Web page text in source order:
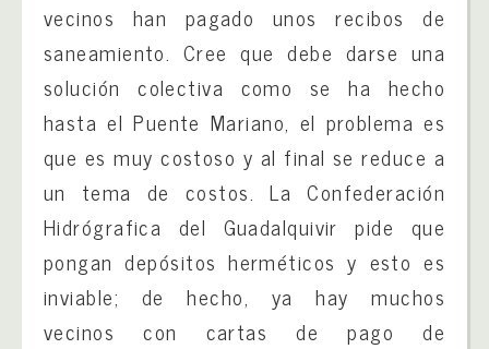
vecinos han pagado unos recibos de
saneamiento. Cree que debe darse una
solución colectiva como se ha hecho
hasta el Puente Mariano, el problema es
que es muy costoso y al final se reduce a
un tema de costos. La Confederación
Hidrógrafica del Guadalquivir pide que
pongan depósitos herméticos y esto es
inviable; de hecho, ya hay muchos
vecinos con cartas de pago de